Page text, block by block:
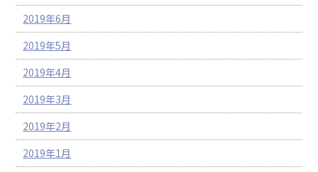
2019年6月
2019年5月
2019年4月
2019年3月
2019年2月
2019年1月